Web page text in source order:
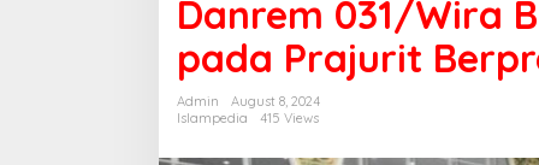
n
g
k
a
n
Danrem 031/Wira
pada Prajurit
Admin
August 8, 2024
Islampedia
415 Views